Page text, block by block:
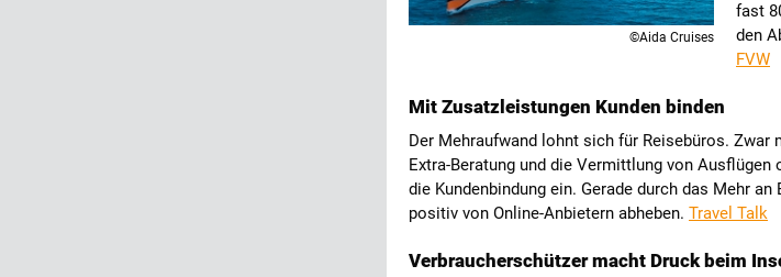
©Aida Cruises
fast
den
FVW
Mit Zusatzleistungen Kunden binden
Der Mehraufwand lohnt sich für Reisebüros.
Extra-Beratung und die Vermittlung von
die Kundenbindung ein. Gerade durch das Mehr
positiv von Online-Anbietern abheben. Travel Talk
Verbraucherschützer macht Druck beim